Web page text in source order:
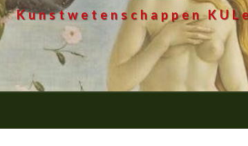
Kunstwetenschappen